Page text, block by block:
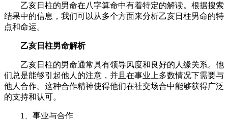
乙亥日柱的男命在八字算命中有着特定的解读。根据搜索
结果中的信息，我们可以从多个方面来分析乙亥日柱男命的特
点和命运。
乙亥日柱男命解析
乙亥日柱的男命通常具有领导风度和良好的人缘关系。他
们总是能够引起他人的注意，并且在事业上多数情况下需要与
他人合作。这种合作精神使得他们在社交场合中能够获得广泛
的支持和认可。
1、事业与合作